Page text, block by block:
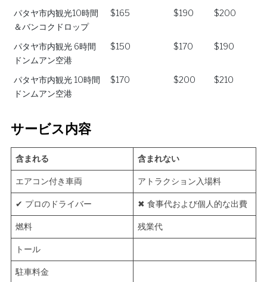
パタヤ市内観光10時間
＆バンコクドロップ
$165 $190 $200
パタヤ市内観光 6時間
ドンムアン空港
$150 $170 $190
パタヤ市内観光 10時間
ドンムアン空港
$170 $200 $210
サービス内容
含まれる 含まれない
エアコン付き車両 アトラクション入場料
✔ プロのドライバー ✖ 食事代および個人的な出費
燃料 残業代
トール
駐車料金